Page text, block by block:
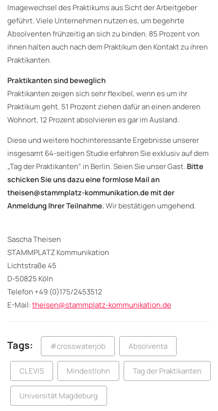
Imagewechsel des Praktikums aus Sicht der Arbeitgeber
geführt. Viele Unternehmen nutzen es, um begehrte
Absolventen frühzeitig an sich zu binden. 85 Prozent von
ihnen halten auch nach dem Praktikum den Kontakt zu ihren
Praktikanten.
Praktikanten sind beweglich
Praktikanten zeigen sich sehr flexibel, wenn es um ihr
Praktikum geht. 51 Prozent ziehen dafür an einen anderen
Wohnort, 12 Prozent absolvieren es gar im Ausland.
Diese und weitere hochinteressante Ergebnisse unserer
insgesamt 64-seitigen Studie erfahren Sie exklusiv auf dem
„Tag der Praktikanten“ in Berlin. Seien Sie unser Gast. Bitte
schicken Sie uns dazu eine formlose Mail an
theisen@stammplatz-kommunikation.de mit der
Anmeldung Ihrer Teilnahme.Wir bestätigen umgehend.
Sascha Theisen
STAMMPLATZ Kommunikation
Lichtstraße 45
D-50825 Köln
Telefon +49 (0)175/2453512
E-Mail:theisen@stammplatz-kommunikation.de
Tags: #crosswaterjob Absolventa
CLEVIS Mindestlohn Tag der Praktikanten
Universität Magdeburg